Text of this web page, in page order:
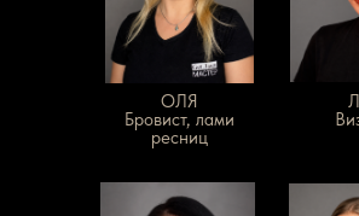
ОЛЯ
Бровист, лами
ресниц